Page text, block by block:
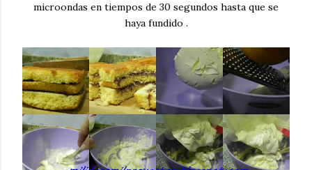
microondas en tiempos de 30 segundos hasta que se
haya fundido .